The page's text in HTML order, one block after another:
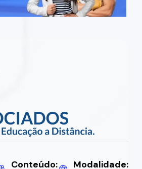
Conteúdo: Modalidade: